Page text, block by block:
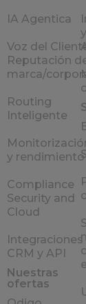
IA Agentica
Voz del
Reputación
marca/
Routing
Inteligente
y rendimiento
Compliance
Security and
Cloud
Integraciones
CRM y API
Nuestras
ofertas
y